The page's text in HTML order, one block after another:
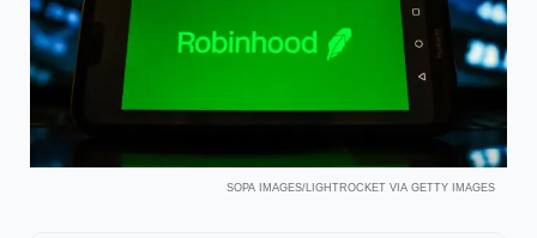
SOPA IMAGES/LIGHTROCKET VIA GETTY IMAGES